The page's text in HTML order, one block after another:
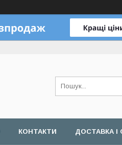
КОНТАКТИ ДОСТАВКА І